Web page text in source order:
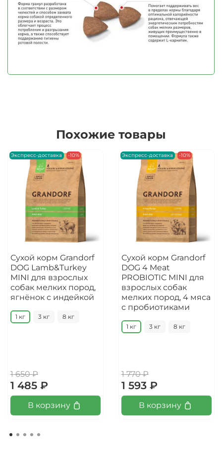
Похожие товары
Экспресс-доставка -10%
Сухой корм Grandorf
DOG Lamb&Turkey
MINI для взрослых
собак мелких пород,
ягнёнок с индейкой
1 кг 3 кг 8 кг
1 650 ₽
1 485 ₽
В корзину
Экспресс-доставка -10%
Сухой корм Grandorf
DOG 4 Meat
PROBIOTIC MINI для
взрослых собак
мелких пород, 4 мяса
с пробиотиками
1 кг 3 кг 8 кг
1 770 ₽
1 593 ₽
В корзину